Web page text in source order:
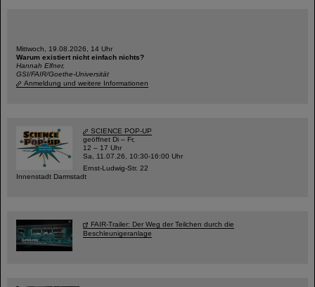
Mittwoch, 19.08.2026, 14 Uhr
Warum existiert nicht einfach nichts?
Hannah Elfner,
GSI/FAIR/Goethe-Universität
Anmeldung und weitere Informationen
SCIENCE POP-UP
geöffnet Di – Fr,
12 – 17 Uhr
Sa, 11.07.26, 10:30-16:00 Uhr
Ernst-Ludwig-Str. 22
Innenstadt Darmstadt
FAIR-Trailer: Der Weg der Teilchen durch die
Beschleunigeranlage